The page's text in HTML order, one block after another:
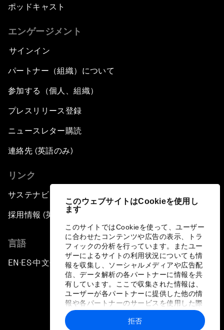
このウェブサイトはCookieを使用し
ます
このサイトではCookieを使って、ユーザー
に合わせたコンテンツや広告の表示、トラ
フィックの分析を行っています。またユー
ザーによるサイトの利用状況についても情
報を収集し、ソーシャルメディアや広告配
信、データ解析の各パートナーに情報を共
有しています。ここで収集された情報は、
ユーザーが各パートナーに提供した他の情
報や各パートナーのサービスを使用した際
に収集された情報と組み合わされ、各パー
トナーによって使用されることがありま
拒否
ポッドキャスト
エンゲージメント
サインイン
パートナー（組織）について
参加する（個人、組織）
プレスリリース登録
ニュースレター購読
連絡先 (英語のみ)
リンク
サステナビリティへの取り組み
採用情報 (英語のみ)
言語
EN ▪ES▪中文▪ 日本語